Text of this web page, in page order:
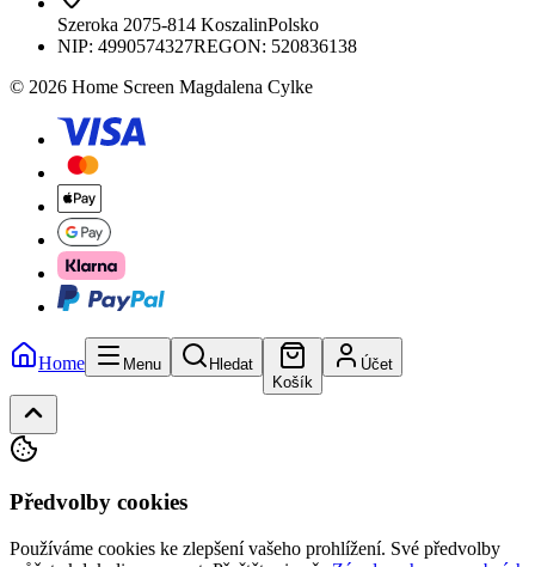
Szeroka 2075-814 KoszalinPolsko
NIP: 4990574327REGON: 520836138
© 2026 Home Screen Magdalena Cylke
Home Menu
Hledat
Košík
Účet
Předvolby cookies
Používáme cookies ke zlepšení vašeho prohlížení. Své předvolby